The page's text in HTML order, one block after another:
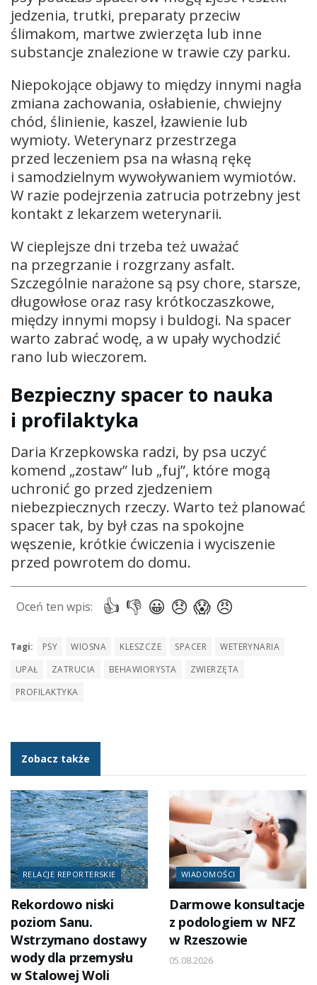
jedzenia, trutki, preparaty przeciw
ślimakom, martwe zwierzęta lub inne
substancje znalezione w trawie czy parku.
Niepokojące objawy to między innymi nagła
zmiana zachowania, osłabienie, chwiejny
chód, ślinienie, kaszel, łzawienie lub
wymioty. Weterynarz przestrzega
przed leczeniem psa na własną rękę
i samodzielnym wywoływaniem wymiotów.
W razie podejrzenia zatrucia potrzebny jest
kontakt z lekarzem weterynarii.
W cieplejsze dni trzeba też uważać
na przegrzanie i rozgrzany asfalt.
Szczególnie narażone są psy chore, starsze,
długowłose oraz rasy krótkoczaszkowe,
między innymi mopsy i buldogi. Na spacer
warto zabrać wodę, a w upały wychodzić
rano lub wieczorem.
Bezpieczny spacer to nauka
i profilaktyka
Daria Krzepkowska radzi, by psa uczyć
komend „zostaw” lub „fuj”, które mogą
uchronić go przed zjedzeniem
niebezpiecznych rzeczy. Warto też planować
spacer tak, by był czas na spokojne
węszenie, krótkie ćwiczenia i wyciszenie
przed powrotem do domu.
Tagi: PSY WIOSNA KLESZCZE SPACER
WETERYNARIA
UPAŁ
ZATRUCIA BEHAWIORYSTA
ZWIERZĘTA
PROFILAKTYKA
Zobacz także
RELACJE REPORTERSKIE
Rekordowo niski
poziom Sanu.
Wstrzymano dostawy
wody dla przemysłu
w Stalowej Woli
WIADOMOŚCI
Darmowe konsultacje
z podologiem w NFZ
w Rzeszowie
05.08.2026